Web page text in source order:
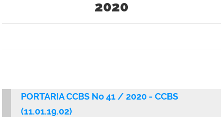
2020
PORTARIA CCBS No 41 / 2020 - CCBS
(11.01.19.02)